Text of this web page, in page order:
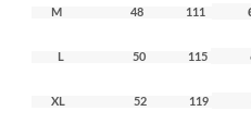
M 48 111
L 50 115
XL 52 119